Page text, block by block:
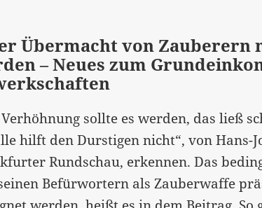
Übermacht von Zauberern
– Neues zum
sollte es werden, das ließ
hilft den Durstigen nicht“, von Hans-
Rundschau, erkennen. Das
Befürwortern als Zauberwaffe